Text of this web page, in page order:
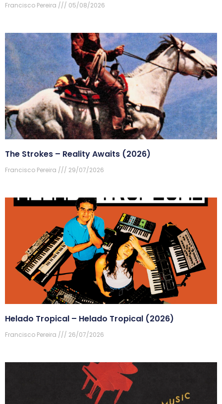
Francisco Pereira 05/08/2026
The Strokes – Reality Awaits (2026)
Francisco Pereira 29/07/2026
Helado Tropical – Helado Tropical (2026)
Francisco Pereira 26/07/2026